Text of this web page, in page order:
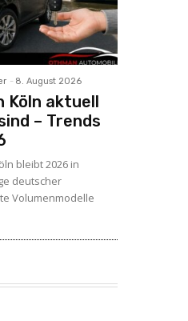
- 8. August 2026
Köln aktuell
– Trends
bleibt 2026 in
deutscher
Volumenmodelle